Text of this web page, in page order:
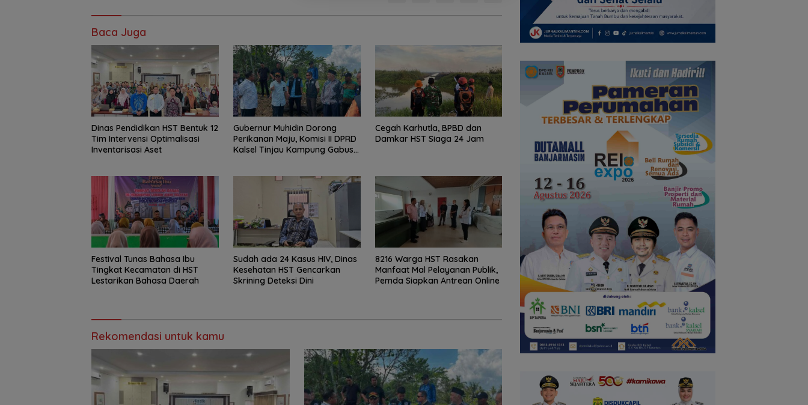
Baca Juga
Dinas Pendidikan HST Bentuk 12
Tim Intervensi Optimalisasi
Inventarisasi Aset
Gubernur Muhidin Dorong
Perikanan Maju, Komisi II DPRD
Kalsel Tinjau Kampung Gabus
Cegah Karhutla, BPBD dan
Damkar HST Siaga 24 Jam
Festival Tunas Bahasa Ibu
Tingkat Kecamatan di HST
Lestarikan Bahasa Daerah
Sudah ada 24 Kasus HIV, Dinas
Kesehatan HST Gencarkan
Skrining Deteksi Dini
8216 Warga HST Rasakan
Manfaat Mal Pelayanan Publik,
Pemda Siapkan Antrean Online
Rekomendasi untuk kamu